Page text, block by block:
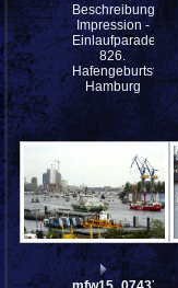
Beschreibung:
Impression -
Einlaufparade
826.
Hafengeburtstag
Hamburg